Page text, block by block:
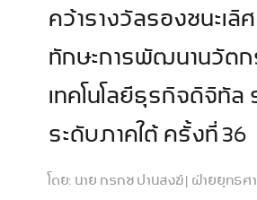
คว้ารางวัลรองชนะเลิ
ทักษะการพัฒนานวัต
เทคโนโลยีธุรกิจดิจิทัล
ระดับภาคใต้ ครั้งที่ 36
โดย: นาย กรกช ปานสงฆ์ | ฝ่ายยุทธศ